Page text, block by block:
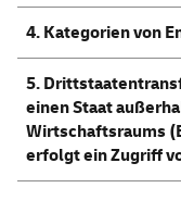
4. Kategorien von
5.
einen Staat
Wirtschaftsraums
erfolgt ein Zugriff